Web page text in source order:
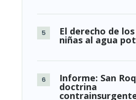
El derecho de
niñas al agua
Informe: San
doctrina